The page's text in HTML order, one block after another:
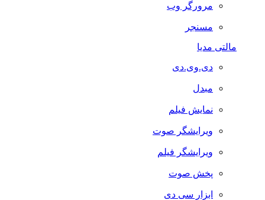
مرورگر وب
مسنجر
مالتی مدیا
دی.وی.دی
مبدل
نمایش فیلم
ویرایشگر صوت
ویرایشگر فیلم
پخش صوت
ابزار سی دی